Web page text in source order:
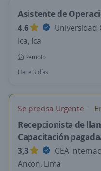
Asistente de
4,6
Universidad
Ica, Ica
Remoto
Hace 3 días
Se precisa Urgente
Recepcionista de
Capacitación
3,3
GEA
Ancon, Lima